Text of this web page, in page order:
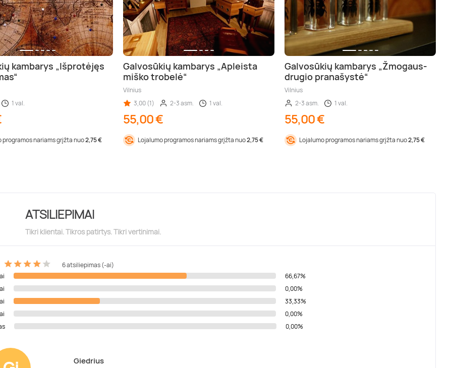
kambarys „Išprotėjęs
1 val.
programos nariams grįžta nuo2,75 €
Galvosūkių kambarys „Apleista
miško trobelė“
Vilnius
3,00 (1)
2-3 asm. 1 val.
55,00 €
Lojalumo programos nariams grįžta nuo2,75 €
Galvosūkių kambarys „Žmogaus-
drugio pranašystė“
Vilnius
2-3 asm.
1 val.
55,00 €
Lojalumo programos nariams grįžta nuo2,75 €
ATSILIEPIMAI
Tikri klientai. Tikros patirtys. Tikri vertinimai.
6 atsiliepimas (-ai)
66,67%
0,00%
33,33%
0,00%
0,00%
Giedrius